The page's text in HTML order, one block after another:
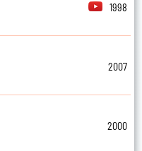
1998
2007
2000